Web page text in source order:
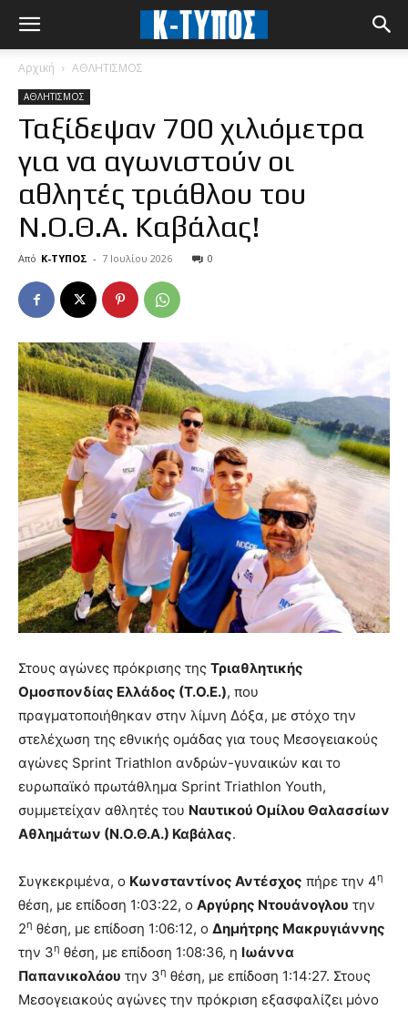
Αρχική ΑΘΛΗΤΙΣΜΟΣ
ΑΘΛΗΤΙΣΜΟΣ
Ταξίδεψαν 700 χιλιόμετρα
για να αγωνιστούν οι
αθλητές τριάθλου του
Ν.Ο.Θ.Α. Καβάλας!
Από Κ-ΤΥΠΟΣ - 7 Ιουλίου 2026 0
Στους αγώνες πρόκρισης της Τριαθλητικής
Ομοσπονδίας Ελλάδος (Τ.Ο.Ε.), που
πραγματοποιήθηκαν στην λίμνη Δόξα, με στόχο την
στελέχωση της εθνικής ομάδας για τους Μεσογειακούς
αγώνες Sprint Triathlon ανδρών-γυναικών και το
ευρωπαϊκό πρωτάθλημα Sprint Triathlon Youth,
συμμετείχαν αθλητές του Ναυτικού Ομίλου Θαλασσίων
Αθλημάτων (Ν.Ο.Θ.Α.) Καβάλας.
Συγκεκριμένα, ο Κωνσταντίνος Αντέσχος πήρε την 4η
θέση, με επίδοση 1:03:22, ο Αργύρης Ντουάνογλου την
2η θέση, με επίδοση 1:06:12, ο Δημήτρης Μακρυγιάννης
την 3η θέση, με επίδοση 1:08:36, η Ιωάννα
Παπανικολάου την 3η θέση, με επίδοση 1:14:27. Στους
Μεσογειακούς αγώνες την πρόκριση εξασφαλίζει μόνο